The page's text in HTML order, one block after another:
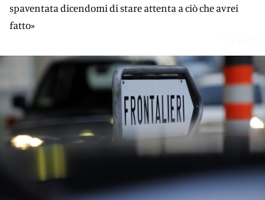
spaventata dicendomi di stare attenta a ciò che avrei
fatto»